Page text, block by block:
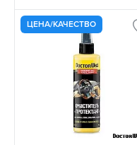
ЦЕНА/КАЧЕСТВО